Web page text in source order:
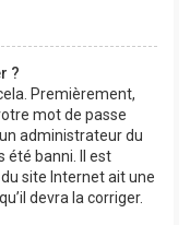
?
Premièrement,
mot de passe
administrateur du
été banni. Il est
site Internet ait une
devra la corriger.